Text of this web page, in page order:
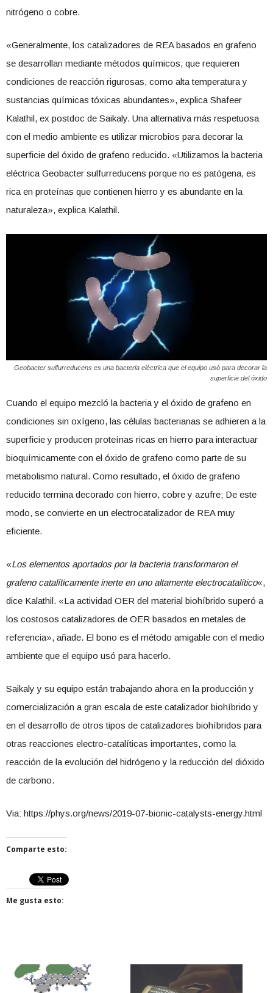
nitrógeno o cobre.
«Generalmente, los catalizadores de REA basados ​​en grafeno
se desarrollan mediante métodos químicos, que requieren
condiciones de reacción rigurosas, como alta temperatura y
sustancias químicas tóxicas abundantes», explica Shafeer
Kalathil, ex postdoc de Saikaly. Una alternativa más respetuosa
con el medio ambiente es utilizar microbios para decorar la
superficie del óxido de grafeno reducido. «Utilizamos la bacteria
eléctrica Geobacter sulfurreducens porque no es patógena, es
rica en proteínas que contienen hierro y es abundante en la
naturaleza», explica Kalathil.
Geobacter sulfurreducens es una bacteria eléctrica que el equipo usó para decorar la
superficie del óxido
Cuando el equipo mezcló la bacteria y el óxido de grafeno en
condiciones sin oxígeno, las células bacterianas se adhieren a la
superficie y producen proteínas ricas en hierro para interactuar
bioquímicamente con el óxido de grafeno como parte de su
metabolismo natural. Como resultado, el óxido de grafeno
reducido termina decorado con hierro, cobre y azufre; De este
modo, se convierte en un electrocatalizador de REA muy
eficiente.
«Los elementos aportados por la bacteria transformaron el
grafeno catalíticamente inerte en uno altamente electrocatalítico«,
dice Kalathil. «La actividad OER del material biohíbrido superó a
los costosos catalizadores de OER basados ​​en metales de
referencia», añade. El bono es el método amigable con el medio
ambiente que el equipo usó para hacerlo.
Saikaly y su equipo están trabajando ahora en la producción y
comercialización a gran escala de este catalizador biohíbrido y
en el desarrollo de otros tipos de catalizadores biohíbridos para
otras reacciones electro-catalíticas importantes, como la
reacción de la evolución del hidrógeno y la reducción del dióxido
de carbono.
Via: https://phys.org/news/2019-07-bionic-catalysts-energy.html
Comparte esto:
Me gusta esto: